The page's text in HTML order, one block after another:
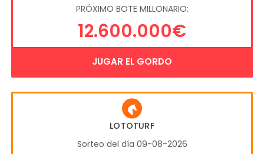
PRÓXIMO BOTE MILLONARIO:
12.600.000€
JUGAR EL GORDO
LOTOTURF
Sorteo del día 09-08-2026